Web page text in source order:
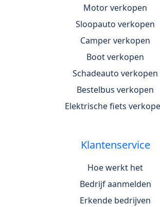
Motor verkopen
Sloopauto verkopen
Camper verkopen
Boot verkopen
Schadeauto verkopen
Bestelbus verkopen
Elektrische fiets
Klantenservice
Hoe werkt het
Bedrijf aanmelden
Erkende bedrijven